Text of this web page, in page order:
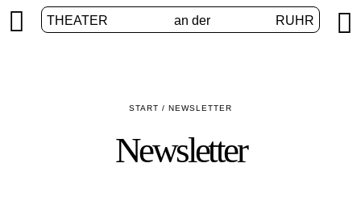
THEATER an der RUHR
 
START / NEWSLETTER
Newsletter